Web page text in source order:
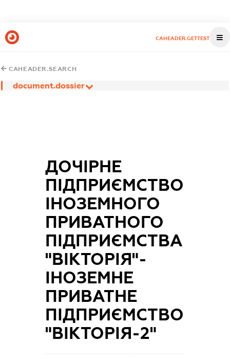
CAHEADER.GETTEST
CAHEADER.SEARCH
document.dossier
ДОЧІРНЕ
ПІДПРИЄМСТВО
ІНОЗЕМНОГО
ПРИВАТНОГО
ПІДПРИЄМСТВА
"ВІКТОРІЯ"-
ІНОЗЕМНЕ
ПРИВАТНЕ
ПІДПРИЄМСТВО
"ВІКТОРІЯ-2"